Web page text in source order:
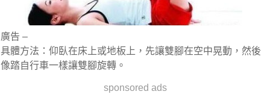
廣告 –
具體方法：仰臥在床上或地板上，先讓雙腳在空中晃動，然後
像踏自行車一樣讓雙腳旋轉。
sponsored ads